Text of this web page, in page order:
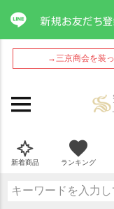
→三京商会を装
新着商品 ランキング